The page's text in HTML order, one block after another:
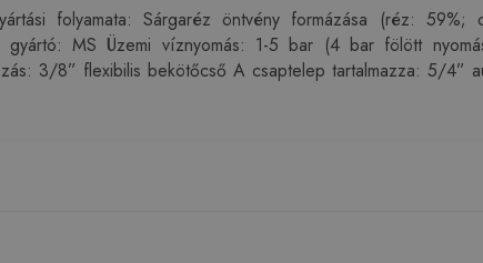
folyamata: Sárgaréz öntvény formázása (réz:
MS Üzemi víznyomás: 1-5 bar (4 bar fölött
3/8” flexibilis bekötőcső A csaptelep tartalmazza: 5/4”